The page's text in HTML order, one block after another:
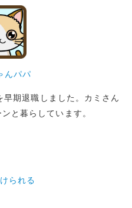
んパパ
期退職しました。カミさん
と暮らしています。
られる